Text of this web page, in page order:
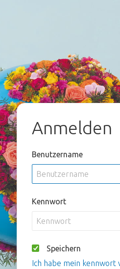
Anmelden
Benutzername
Kennwort
Speichern
Ich habe mein kennwort